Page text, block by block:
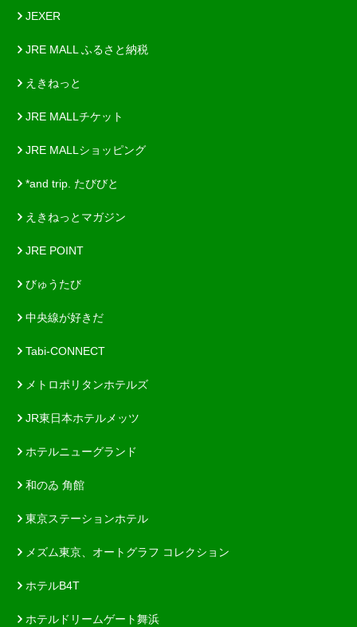
JEXER
JRE MALL ふるさと納税
えきねっと
JRE MALLチケット
JRE MALLショッピング
*and trip. たびびと
えきねっとマガジン
JRE POINT
びゅうたび
中央線が好きだ
Tabi-CONNECT
メトロポリタンホテルズ
JR東日本ホテルメッツ
ホテルニューグランド
和のゐ 角館
東京ステーションホテル
メズム東京、オートグラフ コレクション
ホテルB4T
ホテルドリームゲート舞浜